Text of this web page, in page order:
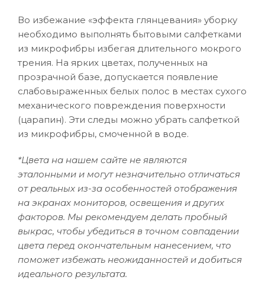
Во избежание «эффекта глянцевания» уборку
необходимо выполнять бытовыми салфетками
из микрофибры избегая длительного мокрого
трения. На ярких цветах, полученных на
прозрачной базе, допускается появление
слабовыраженных белых полос в местах сухого
механического повреждения поверхности
(царапин). Эти следы можно убрать салфеткой
из микрофибры, смоченной в воде.
*Цвета на нашем сайте не являются
эталонными и могут незначительно отличаться
от реальных из-за особенностей отображения
на экранах мониторов, освещения и других
факторов. Мы рекомендуем делать пробный
выкрас, чтобы убедиться в точном совпадении
цвета перед окончательным нанесением, что
поможет избежать неожиданностей и добиться
идеального результата.